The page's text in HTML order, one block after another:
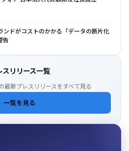
ドがコストのかかる「データの断片化
告
スリリース一覧
新プレスリリースをすべて見る
一覧を見る